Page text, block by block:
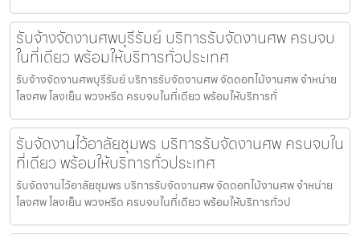
รับจ้างจัดงานศพบุรีรัมย์ บริการรับจัดงานศพ ครบจบ
ในที่เดียว พร้อมให้บริการทั่วประเทศ
รับจ้างจัดงานศพบุรีรัมย์ บริการรับจัดงานศพ จัดดอกไม้งานศพ จำหน่าย
โลงศพ โลงเย็น พวงหรีด ครบจบในที่เดียว พร้อมให้บริการทั่
รับจัดงานไว้อาลัยชุมพร บริการรับจัดงานศพ ครบจบใน
ที่เดียว พร้อมให้บริการทั่วประเทศ
รับจัดงานไว้อาลัยชุมพร บริการรับจัดงานศพ จัดดอกไม้งานศพ จำหน่าย
โลงศพ โลงเย็น พวงหรีด ครบจบในที่เดียว พร้อมให้บริการทั่วป